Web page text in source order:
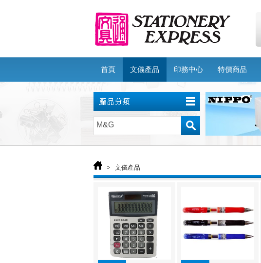
首頁 文儀產品 印務中心 特價商品
> 文儀產品